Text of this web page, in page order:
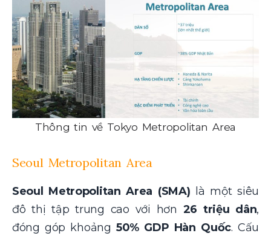
Thông tin về Tokyo Metropolitan Area
Seoul Metropolitan Area
Seoul Metropolitan Area (SMA) là một siêu
đô thị tập trung cao với hơn 26 triệu dân,
đóng góp khoảng 50% GDP Hàn Quốc. Cấu